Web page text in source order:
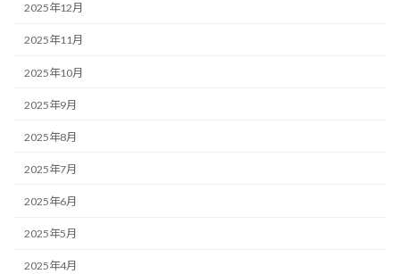
2025年12月
2025年11月
2025年10月
2025年9月
2025年8月
2025年7月
2025年6月
2025年5月
2025年4月